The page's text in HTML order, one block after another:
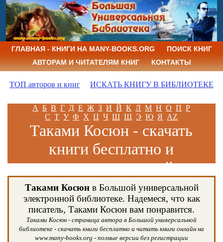
ГЛАВНАЯ - КНИГИ НА MANY-BOOKS.ORG
ПОИСК КНИГ
АВТОРАМ И ЧИТАТЕЛЯМ КНИГ
КОНТАКТЫ
ТОП авторов и книг ИСКАТЬ КНИГУ В БИБЛИОТЕКЕ
А Б В Г Д Е Ж З И Й К Л М Н О П Р
С Т У Ф Х Ц Ч Ш Щ Э Ю Я AZ
Таками Косюн - скачать
книги бесплатно и
читать книги онлайн
Таками Косюнв Большой универсальной
электронной библиотеке. Надемеся, что как
писатель, Таками Косюн вам понравится.
Таками Косюн - страница автора в Большой универсальной
библиотеке - скачать книги бесплатно и читать книги онлайн на
www.many-books.org - полные версии без регистрации